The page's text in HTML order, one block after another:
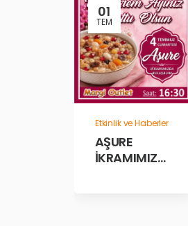
01
TEM
Etkinlik ve Haberler
AŞURE
İKRAMIMIZD